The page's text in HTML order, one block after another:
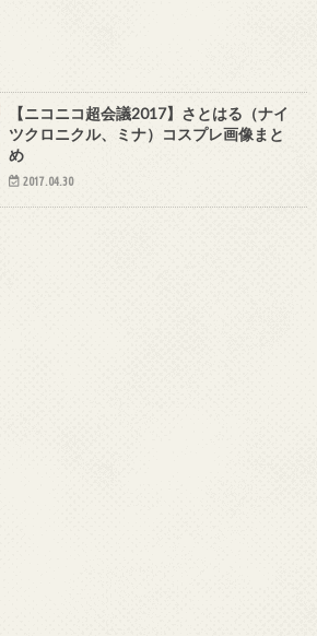
【ニコニコ超会議2017】さとはる（ナイ
ツクロニクル、ミナ）コスプレ画像まと
め
2017.04.30